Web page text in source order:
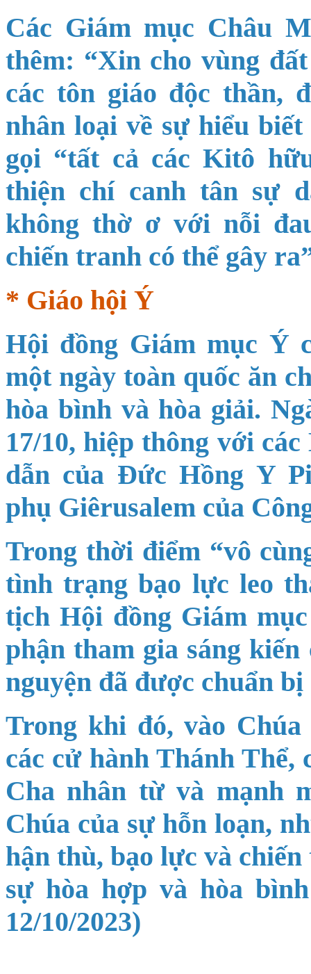
Các Giám mục Châu
thêm: “Xin cho vùng
các tôn giáo độc thần,
nhân loại về sự hiểu
gọi “tất cả các Kitô
thiện chí canh tân sự
không thờ ơ với nỗi
chiến tranh có thể gây
* Giáo hội Ý
Hội đồng Giám mục Ý
một ngày toàn quốc ăn
hòa bình và hòa giải.
17/10, hiệp thông với
dẫn của Đức Hồng Y
phụ Giêrusalem của
Trong thời điểm “vô
tình trạng bạo lực leo
tịch Hội đồng Giám
phận tham gia sáng
nguyện đã được chuẩn
Trong khi đó, vào
các cử hành Thánh Thể,
Cha nhân từ và mạnh
Chúa của sự hỗn loạn,
hận thù, bạo lực và
sự hòa hợp và hòa
12/10/2023)